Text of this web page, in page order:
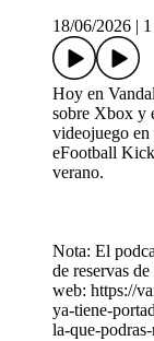
18/06/2026
Hoy en
sobre Xbox y
videojuego en
eFootball
verano.
Nota: El
de reservas
web: https://
ya-tiene-
la-que-